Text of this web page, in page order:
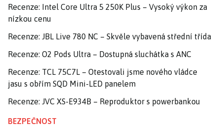
Recenze: Intel Core Ultra 5 250K Plus – Vysoký výkon za
nízkou cenu
Recenze: JBL Live 780 NC – Skvěle vybavená střední třída
Recenze: O2 Pods Ultra – Dostupná sluchátka s ANC
Recenze: TCL 75C7L – Otestovali jsme nového vládce
jasu s obřím SQD Mini-LED panelem
Recenze: JVC XS-E934B – Reproduktor s powerbankou
BEZPEČNOST